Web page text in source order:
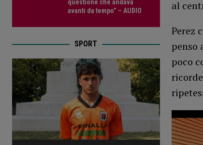
al
Perez
penso
poco
questione che andava
avanti da tempo” – AUDIO
SPORT